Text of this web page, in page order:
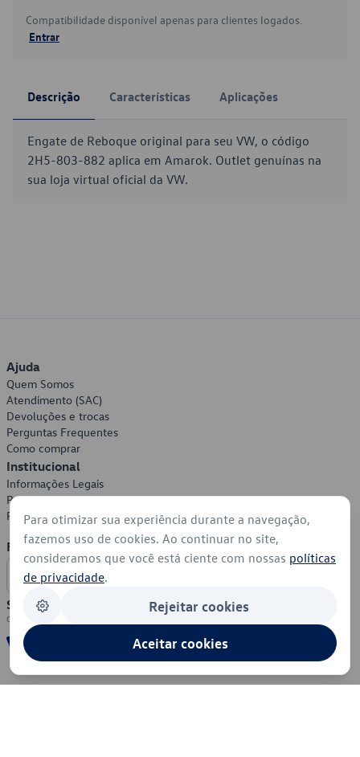
Compatibilidade disponível apenas para clientes logados.
Entrar
Descrição Características Aplicações
Engate de Reboque original para seu VW, o código
2H5-803-882 aplica em Amarok. Outlet genuínas na
sua loja virtual oficial da VW.
Ajuda
Quem Somos
Atendimento (SAC)
Devoluções e trocas
Perguntas Frequentes
Como comprar
Institucional
Informações Legais
Política de Privacidade
Política de Cookies
Formas de Pagamento
Segurança
Para otimizar sua experiência durante a navegação,
fazemos uso de cookies. Ao continuar no site,
consideramos que você está ciente com nossas políticas
de privacidade.
Rejeitar cookies
Aceitar cookies